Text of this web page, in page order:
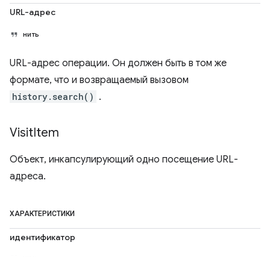
URL-адрес
нить
URL-адрес операции. Он должен быть в том же
формате, что и возвращаемый вызовом
history.search() .
VisitItem
Объект, инкапсулирующий одно посещение URL-
адреса.
ХАРАКТЕРИСТИКИ
идентификатор